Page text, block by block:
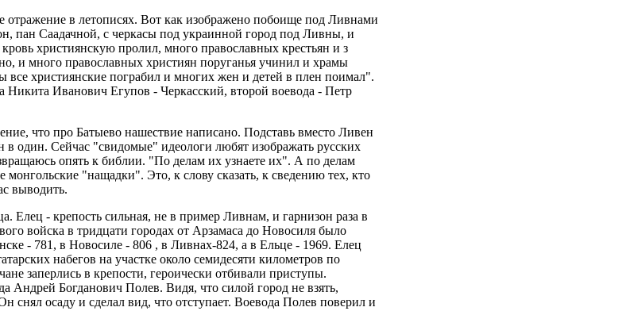
отражение в летописях. Вот как изображено побоище под Ливнами
пан Саадачной, с черкасы под украинной город под Ливны, и
християнскую пролил, много православных крестьян и з
и много православных християн поруганья учинил и храмы
все християнские пограбил и многих жен и детей в плен поимал".
Никита Иванович Егупов - Черкасский, второй воевода - Петр
что про Батыево нашествие написано. Подставь вместо Ливен
в один. Сейчас "свидомые" идеологи любят изображать русских
опять к библии. "По делам их узнаете их". А по делам
монгольские "нащадки". Это, к слову сказать, к сведению тех, кто
выводить.
Елец - крепость сильная, не в пример Ливнам, и гарнизон раза в
войска в тридцати городах от Арзамаса до Новосиля было
- 781, в Новосиле - 806 , в Ливнах-824, а в Ельце - 1969. Елец
набегов на участке около семидесяти километров по
заперлись в крепости, героически отбивали приступы.
Андрей Богданович Полев. Видя, что силой город не взять,
снял осаду и сделал вид, что отступает. Воевода Полев поверил и